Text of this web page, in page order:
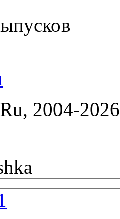
2004-2026